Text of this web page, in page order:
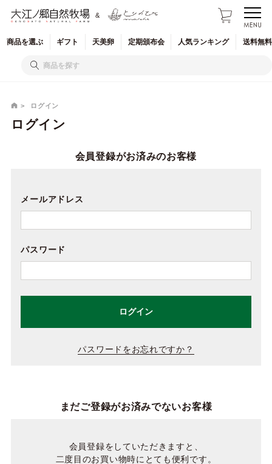
&
商品を選ぶ ギフト 天美卵 定期頒布会 人気ランキング 送料無
ログイン
ログイン
会員登録がお済みのお客様
メールアドレス
パスワード
ログイン
パスワードをお忘れですか？
まだご登録がお済みでないお客様
会員登録をしていただきますと、
二度目のお買い物時にとても便利です。